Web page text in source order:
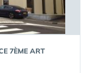
7ÈME ART